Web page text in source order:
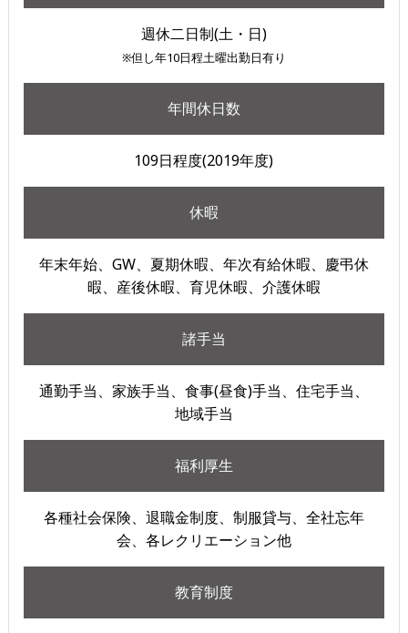
週休二日制(土・日)
※但し年10日程土曜出勤日有り
年間休日数
109日程度(2019年度)
休暇
年末年始、GW、夏期休暇、年次有給休暇、慶弔休
暇、産後休暇、育児休暇、介護休暇
諸手当
通勤手当、家族手当、食事(昼食)手当、住宅手当、
地域手当
福利厚生
各種社会保険、退職金制度、制服貸与、全社忘年
会、各レクリエーション他
教育制度